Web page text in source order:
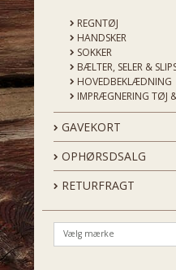
REGNTØJ
HANDSKER
SOKKER
BÆLTER, SELER &
HOVEDBEKLÆDNING
IMPRÆGNERING TØJ
GAVEKORT
OPHØRSDSALG
RETURFRAGT